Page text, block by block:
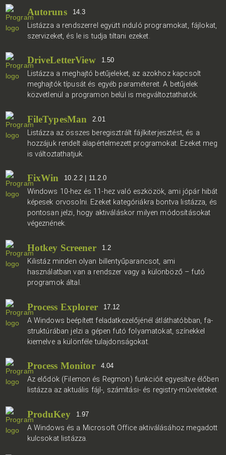
Autoruns 14.3
Listázza a rendszerrel együtt induló programokat, fájlokat,
szervizeket, és le is tudja tiltani ezeket.
DriveLetterView 1.50
Listázza a meghajtó betűjeleket, az azokhoz kapcsolt
meghajtók típusát és egyéb paramétereit. A betűjelek
közvetlenül a programon belül is megváltoztathatók.
FileTypesMan 2.01
Listázza az összes beregisztrált fájlkiterjesztést, és a
hozzájuk rendelt alapértelmezett programokat. Ezeket meg
is változtathatjuk.
FixWin 10.2.2 | 11.2.0
Windows 10-hez és 11-hez való eszközök, ami jópár hibát
képesek orvosolni. Ezeket kategóriákra bontva listázza, és
pontosan jelzi, hogy aktiváláskor milyen módosításokat
végeznének.
Hotkey Screener 1.2
Kilistáz minden olyan billentyűparancsot, ami
használatban van a rendszer vagy a különböző – futó
programok által.
Process Explorer 17.12
A Windows beépített feladatkezelőjénél átláthatóbban, fa-
struktúrában jelzi a gépen futó folyamatokat, színekkel
kiemelve a különféle tulajdonságokat.
Process Monitor 4.04
Az elődök (Filemon és Regmon) funkcióit egyesítve élőben
listázza az aktuális fájl-, számítási- és registry-műveleteket.
ProduKey 1.97
A Windows és a Microsoft Office aktiválásához megadott
kulcsokat listázza.